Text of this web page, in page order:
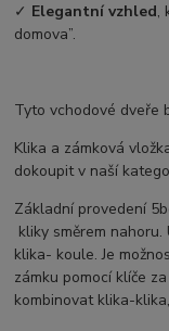
✓ Elegantní vzhled,
domova”.
Tyto vchodové dveře
Klika a zámková
dokoupit v naší
Základní provedení
kliky směrem
klika- koule. Je
zámku pomocí klíče
kombinovat klika-